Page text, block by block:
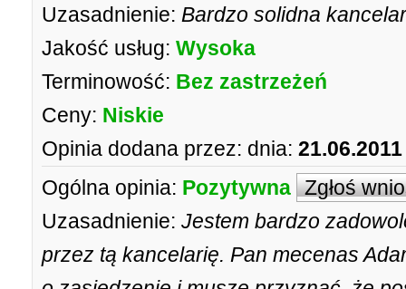
Uzasadnienie: Bardzo solidna
Jakość usług: Wysoka
Terminowość: Bez zastrzeżeń
Ceny: Niskie
Opinia dodana przez: dnia:
Ogólna opinia: Pozytywna Zgłoś
Uzasadnienie: Jestem bardzo
przez tą kancelarię. Pan mecenas